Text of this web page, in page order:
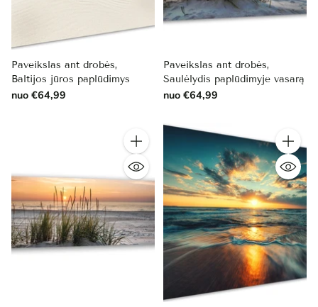
Paveikslas ant drobės,
Baltijos jūros paplūdimys
nuo €64,99
Paveikslas ant drobės,
Saulėlydis paplūdimyje vasarą
nuo €64,99
Kiekis Kiekis